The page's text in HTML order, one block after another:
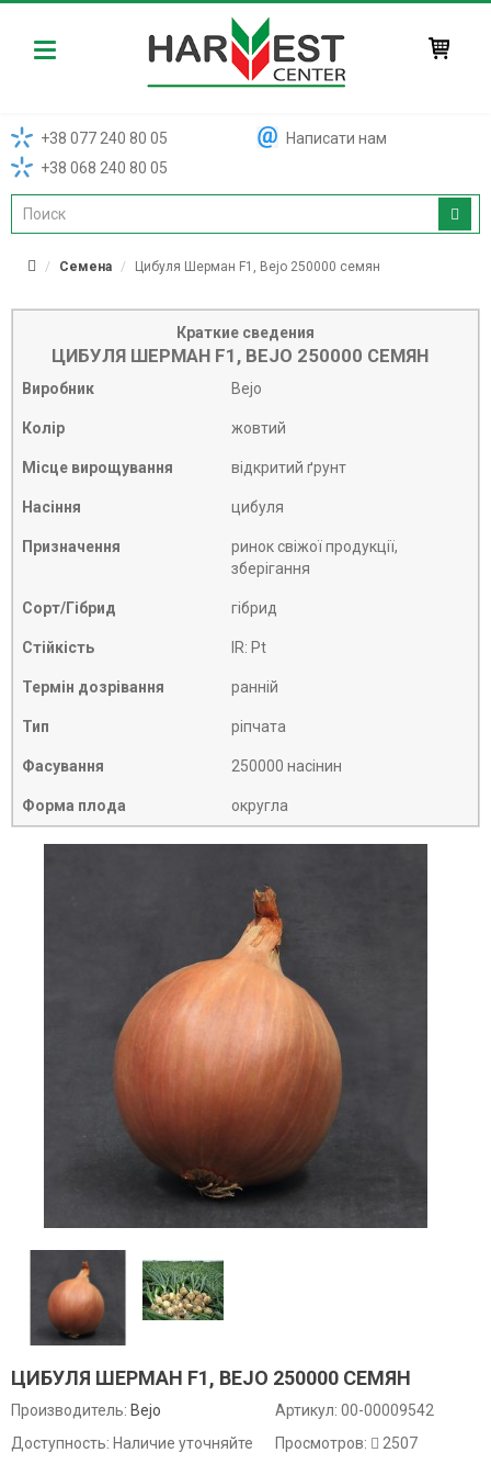
Harvest
+38 077 240 80 05
+38 068 240 80 05
Написати нам
Семена Цибуля Шерман F1, Bejo 250000 семян
Краткие сведения
ЦИБУЛЯ ШЕРМАН F1, BEJO 250000 СЕМЯН
Виробник Bejo
Колір жовтий
Місце вирощування відкритий ґрунт
Насіння цибуля
Призначення
ринок свіжої продукції,
зберігання
Сорт/Гібрид гібрид
Стійкість IR: Pt
Термін дозрівання ранній
Тип ріпчата
Фасування 250000 насінин
Форма плода округла
ЦИБУЛЯ ШЕРМАН F1, BEJO 250000 СЕМЯН
Производитель: Bejo
Доступность: Наличие уточняйте
Артикул: 00-00009542
Просмотров:
2507